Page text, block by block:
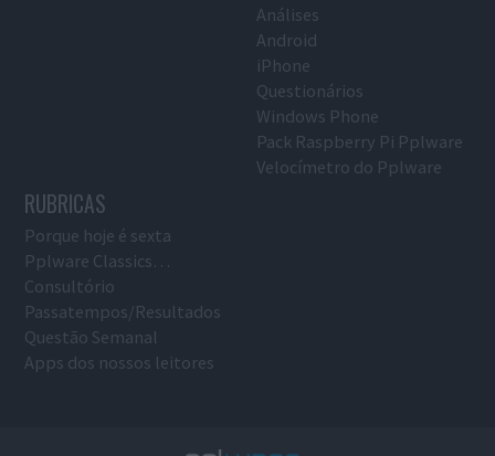
Análises
Android
iPhone
Questionários
Windows Phone
Pack Raspberry Pi Pplware
Velocímetro do Pplware
RUBRICAS
Porque hoje é sexta
Pplware Classics…
Consultório
Passatempos/Resultados
Questão Semanal
Apps dos nossos leitores